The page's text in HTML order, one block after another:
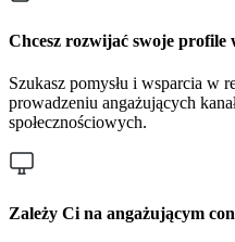
Chcesz rozwijać swoje profile
Szukasz pomysłu i wsparcia w
prowadzeniu angażujących
społecznościowych.
Zależy Ci na angażującym